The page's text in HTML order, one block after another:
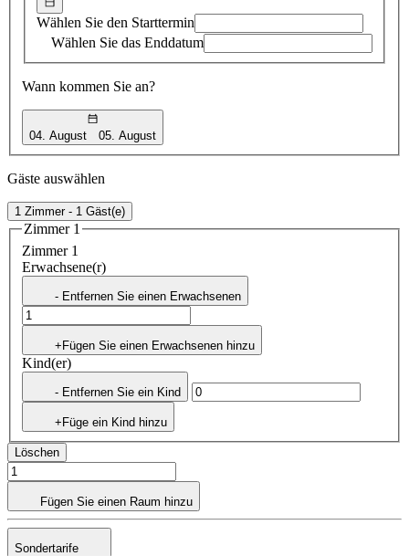
Wählen Sie den Starttermin
Wählen Sie das Enddatum
Wann kommen Sie an?
04. August 05. August
Gäste auswählen
1 Zimmer - 1 Gäst(e)
Zimmer 1
Zimmer 1
Erwachsene(r)
- Entfernen Sie einen Erwachsenen
+Fügen Sie einen Erwachsenen hinzu
Kind(er)
- Entfernen Sie ein Kind
+Füge ein Kind hinzu
Löschen
Fügen Sie einen Raum hinzu
Sondertarife